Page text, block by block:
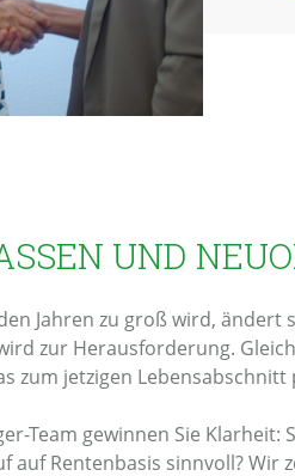
UND
Jahren zu groß wird,
zur Herausforderung.
zum jetzigen Lebensabschnitt
Team gewinnen Sie
auf Rentenbasis sinnvoll? Wir